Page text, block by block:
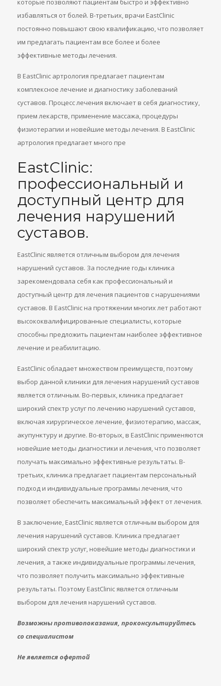
которые позволяют пациентам быстро и эффективно
избавляться от болей. В-третьих, врачи EastClinic
постоянно повышают свою квалификацию, что позволяет
им предлагать пациентам все более и более
эффективные методы лечения.
В EastClinic артрология предлагает пациентам
комплексное лечение и диагностику заболеваний
суставов. Процесс лечения включает в себя диагностику,
прием лекарств, применение массажа, процедуры
физиотерапии и новейшие методы лечения. В EastClinic
артрология предлагает много пре
EastClinic:
профессиональный и
доступный центр для
лечения нарушений
суставов.
EastClinic является отличным выбором для лечения
нарушений суставов. За последние годы клиника
зарекомендовала себя как профессиональный и
доступный центр для лечения пациентов с нарушениями
суставов. В EastClinic на протяжении многих лет работают
высококвалифицированные специалисты, которые
способны предложить пациентам наиболее эффективное
лечение и реабилитацию.
EastClinic обладает множеством преимуществ, поэтому
выбор данной клиники для лечения нарушений суставов
является отличным. Во-первых, клиника предлагает
широкий спектр услуг по лечению нарушений суставов,
включая хирургическое лечение, физиотерапию, массаж,
акупунктуру и другие. Во-вторых, в EastClinic применяются
новейшие методы диагностики и лечения, что позволяет
получать максимально эффективные результаты. В-
третьих, клиника предлагает пациентам персональный
подход и индивидуальные программы лечения, что
позволяет обеспечить максимальный эффект от лечения.
В заключение, EastClinic является отличным выбором для
лечения нарушений суставов. Клиника предлагает
широкий спектр услуг, новейшие методы диагностики и
лечения, а также индивидуальные программы лечения,
что позволяет получить максимально эффективные
результаты. Поэтому EastClinic является отличным
выбором для лечения нарушений суставов.
Возможны противопоказания, проконсультируйтесь
со специалистом
Не является офертой